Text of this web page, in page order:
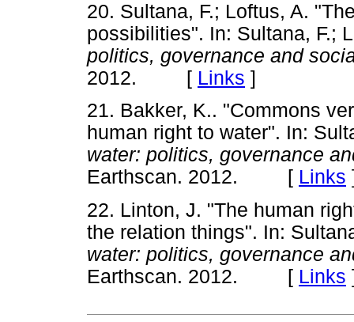
20. Sultana, F.; Loftus, A.
possibilities". In: Sultana, F.;
politics, governance and
2012. [ Links ]
21. Bakker, K.. "Commons
human right to water". In:
water: politics, governance
Earthscan. 2012. [ Links
22. Linton, J. "The human
the relation things". In:
water: politics, governance
Earthscan. 2012. [ Links